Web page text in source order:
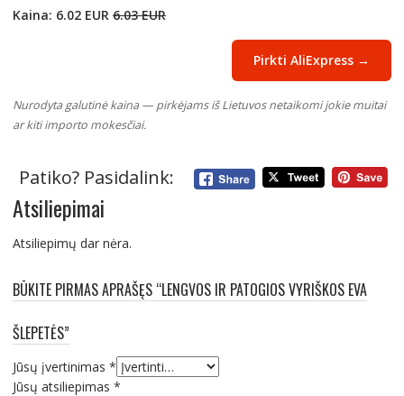
Kaina: 6.02 EUR 6.03 EUR
Pirkti AliExpress →
Nurodyta galutinė kaina — pirkėjams iš Lietuvos netaikomi jokie muitai
ar kiti importo mokesčiai.
Patiko? Pasidalink:
Atsiliepimai
Atsiliepimų dar nėra.
BŪKITE PIRMAS APRAŠĘS “LENGVOS IR PATOGIOS VYRIŠKOS EVA
ŠLEPETĖS”
Jūsų įvertinimas *
Jūsų atsiliepimas *